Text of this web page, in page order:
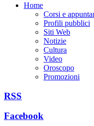
Home
Corsi e
Profili pubblici
Siti Web
Notizie
Cultura
Video
Oroscopo
Promozioni
RSS
Facebook